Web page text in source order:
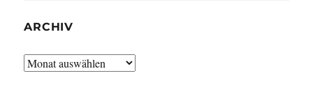
ARCHIV
Archiv